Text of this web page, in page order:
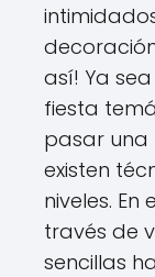
así! Ya
fiesta
pasar una
existen
niveles.
través de
sencillas